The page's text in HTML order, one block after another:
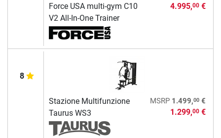
Force USA multi-gym C10
V2 All-In-One Trainer
4.995,00€
8
Stazione Multifunzione
Taurus WS3
MSRP 1.499,00€
1.299,00€